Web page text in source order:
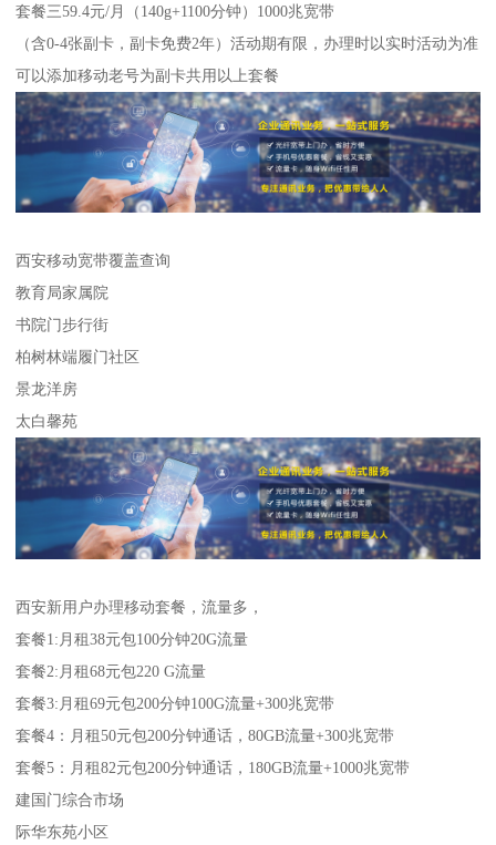
套餐三59.4元/月（140g+1100分钟）1000兆宽带
（含0-4张副卡，副卡免费2年）活动期有限，办理时以实时活动为准
可以添加移动老号为副卡共用以上套餐
西安移动宽带覆盖查询
教育局家属院
书院门步行街
柏树林端履门社区
景龙洋房
太白馨苑
西安新用户办理移动套餐，流量多，
套餐1:月租38元包100分钟20G流量
套餐2:月租68元包220 G流量
套餐3:月租69元包200分钟100G流量+300兆宽带
套餐4：月租50元包200分钟通话，80GB流量+300兆宽带
套餐5：月租82元包200分钟通话，180GB流量+1000兆宽带
建国门综合市场
际华东苑小区